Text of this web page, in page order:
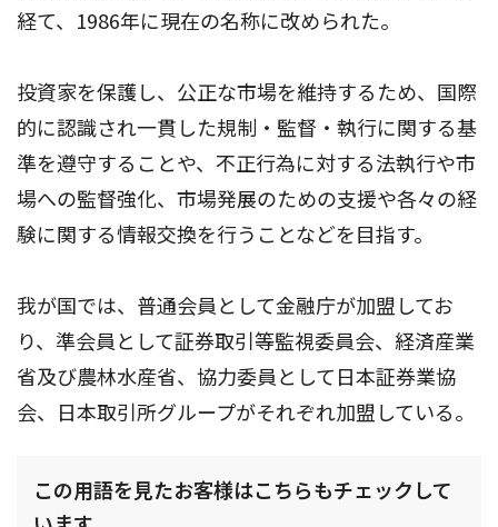
経て、1986年に現在の名称に改められた。
投資家を保護し、公正な市場を維持するため、国際
的に認識され一貫した規制・監督・執行に関する基
準を遵守することや、不正行為に対する法執行や市
場への監督強化、市場発展のための支援や各々の経
験に関する情報交換を行うことなどを目指す。
我が国では、普通会員として金融庁が加盟してお
り、準会員として証券取引等監視委員会、経済産業
省及び農林水産省、協力委員として日本証券業協
会、日本取引所グループがそれぞれ加盟している。
この用語を見たお客様はこちらもチェックして